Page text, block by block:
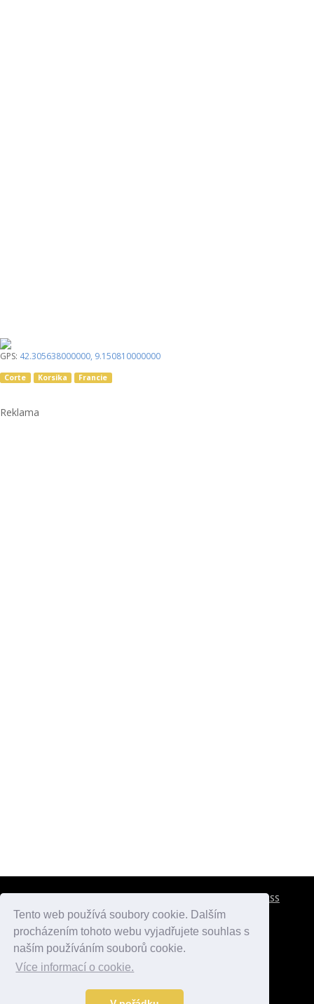
Tento web používá soubory cookie. Dalším
procházením tohoto webu vyjadřujete souhlas s
naším používáním souborů cookie.
Více informací o cookie.
GPS: 42.305638000000, 9.150810000000
Corte Korsika Francie
Reklama
RSS
atlaspamatek.info
Data o počasí jsou přebírána z